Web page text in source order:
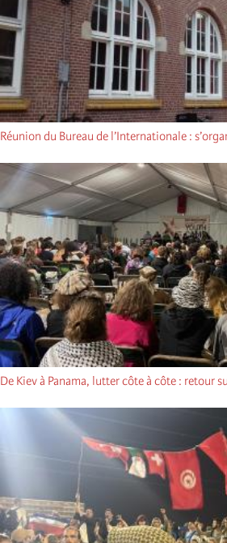
Réunion du Bureau de l’Internationale :
De Kiev à Panama, lutter côte à côte : retour